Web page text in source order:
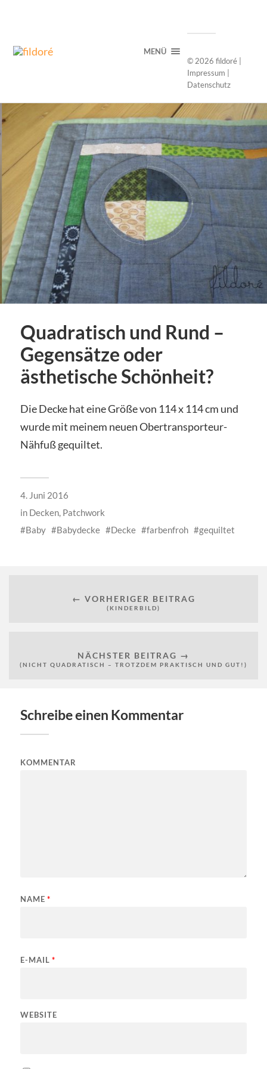
MENÜ
© 2026fildoré
Impressum
Datenschutz
Quadratisch und Rund –
Gegensätze oder
ästhetische Schönheit?
Die Decke hat eine Größe von 114 x 114 cm und
wurde mit meinem neuen Obertransporteur-
Nähfuß gequiltet.
4. Juni 2016
in Decken, Patchwork
Baby
Babydecke Decke farbenfroh gequiltet
← VORHERIGER BEITRAG
(KINDERBILD)
NÄCHSTER BEITRAG →
(NICHT QUADRATISCH – TROTZDEM PRAKTISCH UND GUT!)
Schreibe einen Kommentar
KOMMENTAR
NAME *
E-MAIL *
WEBSITE